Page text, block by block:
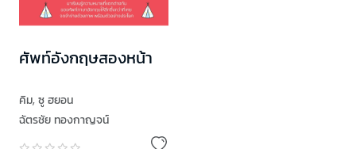
ศัพท์อังกฤษสองหน้า
คิม, ซู ฮยอน
ฉัตรชัย ทองกาญจน์